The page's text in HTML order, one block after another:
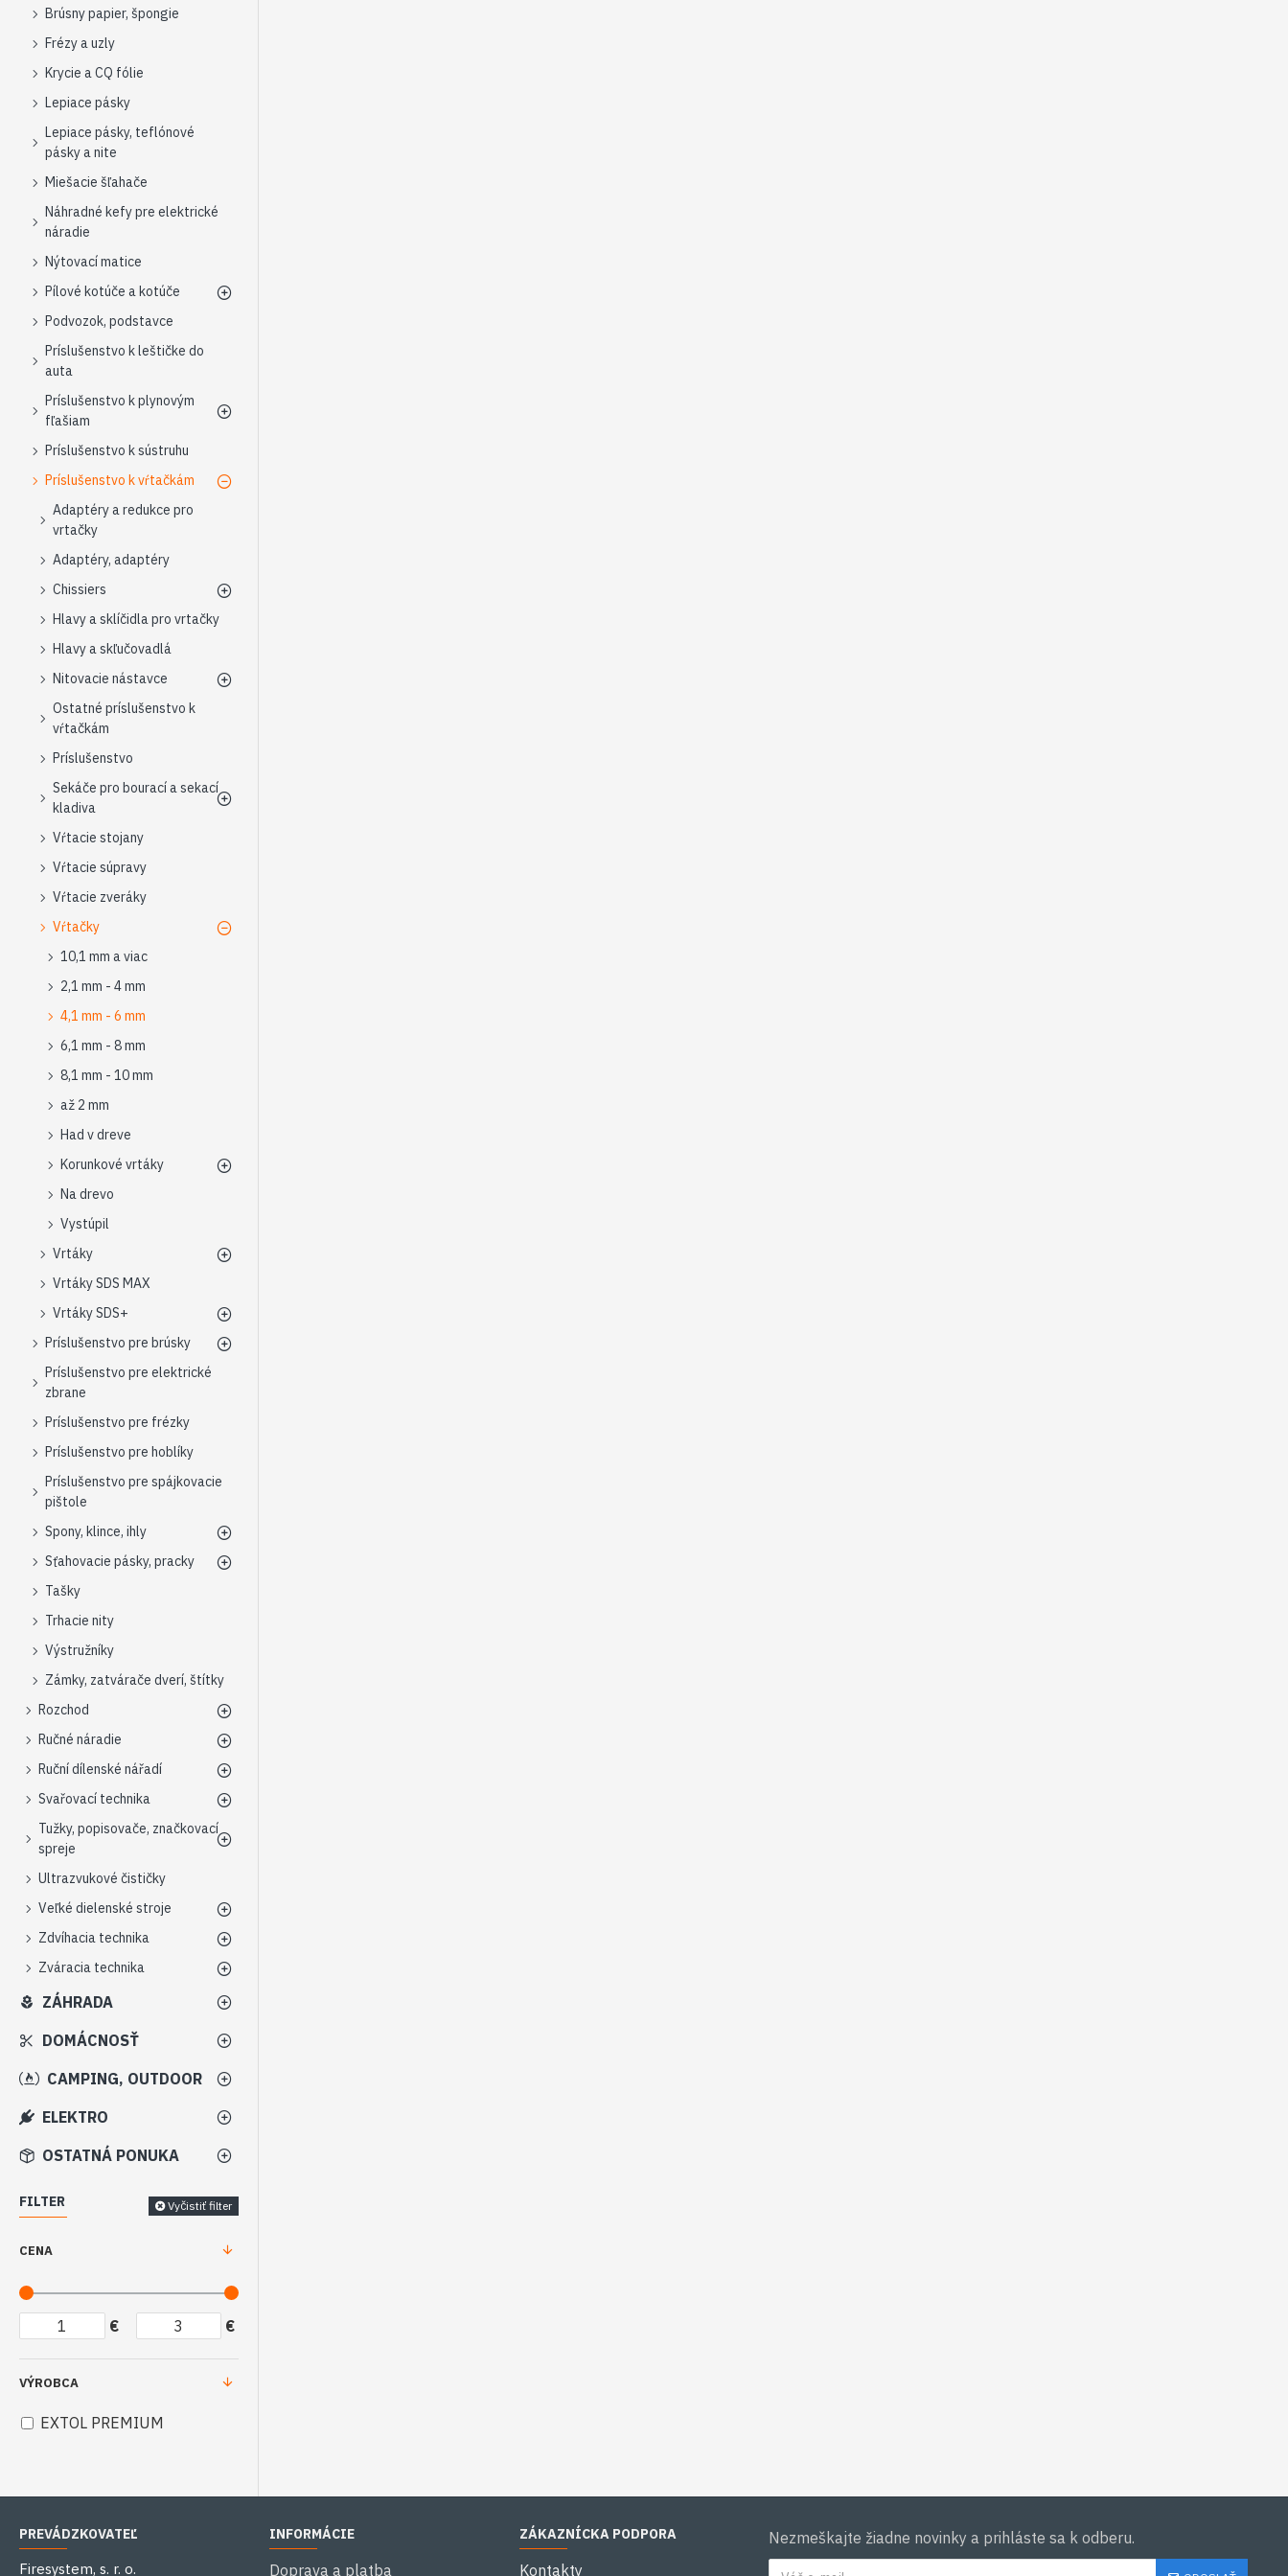
Brúsny papier, špongie
Frézy a uzly
Krycie a CQ fólie
Lepiace pásky
Lepiace pásky, teflónové
pásky a nite
Miešacie šľahače
Náhradné kefy pre elektrické
náradie
Nýtovací matice
Pílové kotúče a kotúče
Podvozok, podstavce
Príslušenstvo k leštičke do
auta
Príslušenstvo k plynovým
fľašiam
Príslušenstvo k sústruhu
Príslušenstvo k vŕtačkám
Adaptéry a redukce pro
vrtačky
Adaptéry, adaptéry
Chissiers
Hlavy a sklíčidla pro vrtačky
Hlavy a skľučovadlá
Nitovacie nástavce
Ostatné príslušenstvo k
vŕtačkám
Príslušenstvo
Sekáče pro bourací a sekací
kladiva
Vŕtacie stojany
Vŕtacie súpravy
Vŕtacie zveráky
Vŕtačky
10,1 mm a viac
2,1 mm - 4 mm
4,1 mm - 6 mm
6,1 mm - 8 mm
8,1 mm - 10 mm
až 2 mm
Had v dreve
Korunkové vrtáky
Na drevo
Vystúpil
Vrtáky
Vrtáky SDS MAX
Vrtáky SDS+
Príslušenstvo pre brúsky
Príslušenstvo pre elektrické
zbrane
Príslušenstvo pre frézky
Príslušenstvo pre hoblíky
Príslušenstvo pre spájkovacie
pištole
Spony, klince, ihly
Sťahovacie pásky, pracky
Tašky
Trhacie nity
Výstružníky
Zámky, zatvárače dverí, štítky
Rozchod
Ručné náradie
Ruční dílenské nářadí
Svařovací technika
Tužky, popisovače, značkovací
spreje
Ultrazvukové čističky
Veľké dielenské stroje
Zdvíhacia technika
Zváracia technika
ZÁHRADA
DOMÁCNOSŤ
CAMPING, OUTDOOR
ELEKTRO
OSTATNÁ PONUKA
FILTER Vyčistiť filter
CENA
€ €
VÝROBCA
EXTOL PREMIUM
PREVÁDZKOVATEĽ
Firesystem, s. r. o.
INFORMÁCIE
Doprava a platba
ZÁKAZNÍCKA PODPORA
Kontakty
Nezmeškajte žiadne novinky a prihláste sa k odberu.